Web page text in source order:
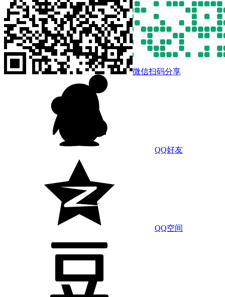
微信扫码分享
QQ好友
QQ空间